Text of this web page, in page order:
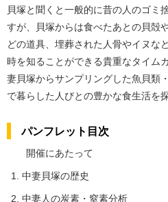
貝塚と聞くと一般的に昔の人のゴミ
すが、貝塚からは食べたあとの貝殻
どの道具、埋葬された人骨やイヌな
時を知ることができる貴重なタイム
妻貝塚からサンプリングした魚貝類
で暮らした人びとの豊かな食生活を
パンフレット目次
開催にあたって
中妻貝塚の歴史
中妻人の炭素・窒素分析